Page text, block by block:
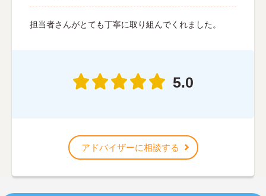
担当者さんがとても丁寧に取り組んでくれました。
5.0
アドバイザーに相談する